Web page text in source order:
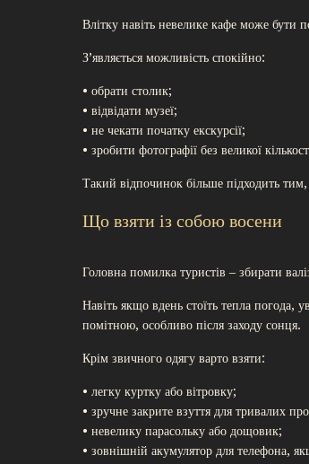
Влітку навіть невелике кафе може бути
З’являється можливість спокійно:
• обрати столик;
• відвідати музеї;
• не чекати початку екскурсії;
• зробити фотографії без великої
Такий відпочинок більше підходить
Що взяти із собою восени
Головна помилка туристів – збирати
Навіть якщо вдень стоїть тепла погода,
помітною, особливо після заходу сонця.
Крім звичного одягу варто взяти:
• легку куртку або вітровку;
• зручне закрите взуття для тривалих
• невелику парасольку або дощовик;
• зовнішній акумулятор для телефона,